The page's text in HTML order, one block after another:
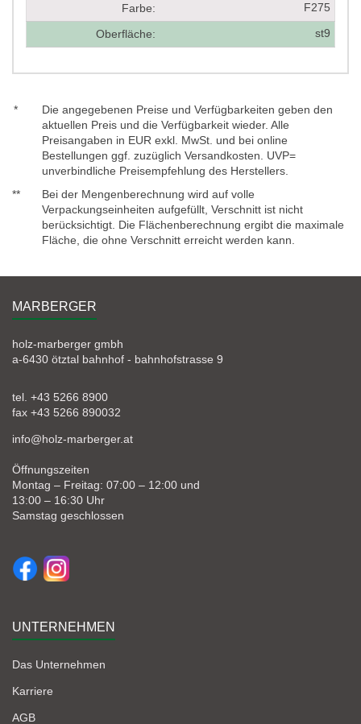
Farbe: F275
Oberfläche: st9
*
Die angegebenen Preise und Verfügbarkeiten geben den
aktuellen Preis und die Verfügbarkeit wieder. Alle
Preisangaben in EUR exkl. MwSt. und bei online
Bestellungen ggf. zuzüglich Versandkosten. UVP=
unverbindliche Preisempfehlung des Herstellers.
**
Bei der Mengenberechnung wird auf volle
Verpackungseinheiten aufgefüllt, Verschnitt ist nicht
berücksichtigt. Die Flächenberechnung ergibt die maximale
Fläche, die ohne Verschnitt erreicht werden kann.
MARBERGER
holz-marberger gmbh
a-6430 ötztal bahnhof - bahnhofstrasse 9
tel. +43 5266 8900
fax +43 5266 890032
info@holz-marberger.at
Öffnungszeiten
Montag – Freitag: 07:00 – 12:00 und
13:00 – 16:30 Uhr
Samstag geschlossen
UNTERNEHMEN
Das Unternehmen
Karriere
AGB